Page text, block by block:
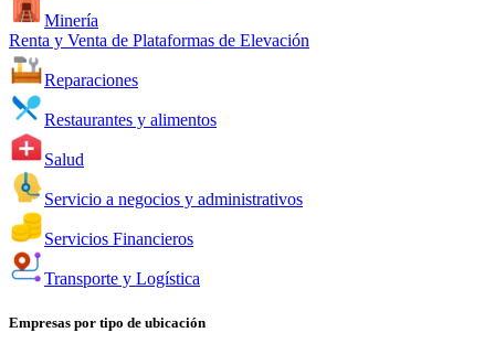
Minería
Renta y Venta de Plataformas de Elevación
Reparaciones
Restaurantes y alimentos
Salud
Servicio a negocios y administrativos
Servicios Financieros
Transporte y Logística
Empresas por tipo de ubicación